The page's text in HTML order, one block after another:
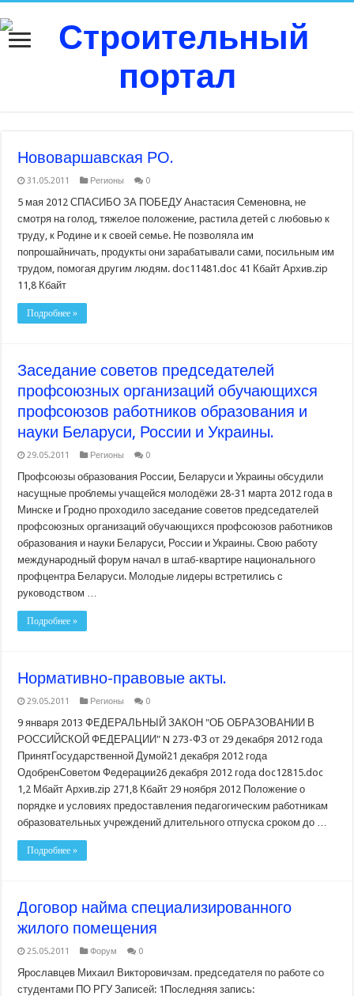
Нововаршавская РО.
31.05.2011 Регионы 0
5 мая 2012 СПАСИБО ЗА ПОБЕДУ Анастасия Семеновна, не
смотря на голод, тяжелое положение, растила детей с любовью к
труду, к Родине и к своей семье. Не позволяла им
попрошайничать, продукты они зарабатывали сами, посильным им
трудом, помогая другим людям. doc11481.doc 41 Кбайт Архив.zip
11,8 Кбайт
Подробнее »
Заседание советов председателей
профсоюзных организаций обучающихся
профсоюзов работников образования и
науки Беларуси, России и Украины.
29.05.2011 Регионы 0
Профсоюзы образования России, Беларуси и Украины обсудили
насущные проблемы учащейся молодёжи 28-31 марта 2012 года в
Минске и Гродно проходило заседание советов председателей
профсоюзных организаций обучающихся профсоюзов работников
образования и науки Беларуси, России и Украины. Свою работу
международный форум начал в штаб-квартире национального
профцентра Беларуси. Молодые лидеры встретились с
руководством …
Подробнее »
Нормативно-правовые акты.
29.05.2011 Регионы 0
9 января 2013 ФЕДЕРАЛЬНЫЙ ЗАКОН "ОБ ОБРАЗОВАНИИ В
РОССИЙСКОЙ ФЕДЕРАЦИИ" N 273-ФЗ от 29 декабря 2012 года
ПринятГосударственной Думой21 декабря 2012 года
ОдобренСоветом Федерации26 декабря 2012 года doc12815.doc
1,2 Мбайт Архив.zip 271,8 Кбайт 29 ноября 2012 Положение о
порядке и условиях предоставления педагогическим работникам
образовательных учреждений длительного отпуска сроком до …
Подробнее »
Договор найма специализированного
жилого помещения
25.05.2011 Форум 0
Ярославцев Михаил Викторовичзам. председателя по работе со
студентами ПО РГУ Записей: 1Последняя запись: